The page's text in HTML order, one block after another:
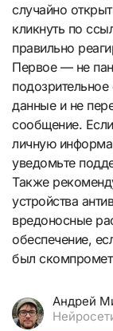
случайно
кликнуть по
правильно
Первое — не
данные и не
сообщение.
личную
уведомьте
Также
устройства
вредоносные
обеспечение,
был
Андрей